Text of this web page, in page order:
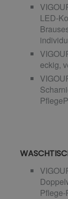
LED-
eckig,